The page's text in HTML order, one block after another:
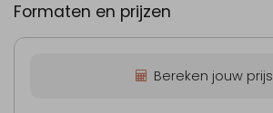
Formaten en prijzen
Bereken jouw prijs